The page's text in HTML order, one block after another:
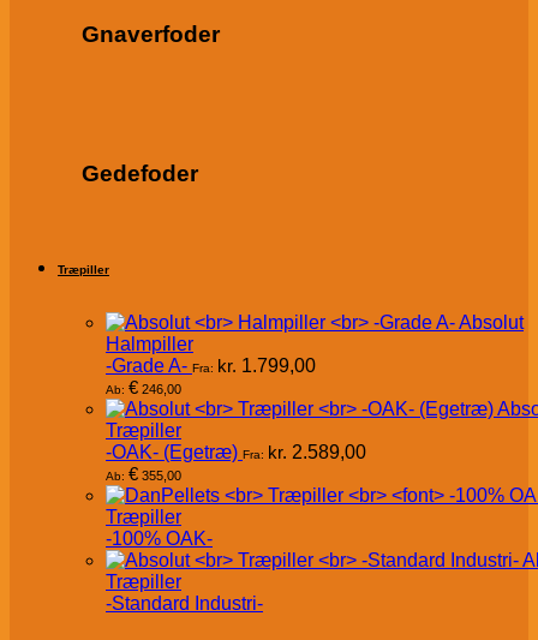
Gnaverfoder
Gedefoder
Træpiller
Absolut
Halmpiller
-Grade A- Fra: kr. 1.799,00
Ab: € 246,00
Træpiller
-OAK- (Egetræ) Fra: kr. 2.589,00
Ab: € 355,00
Træpiller
-100% OAK-
Træpiller
-Standard Industri-